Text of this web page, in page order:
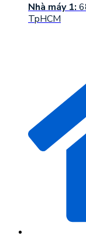
Nhà máy 1:
TpHCM